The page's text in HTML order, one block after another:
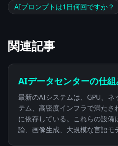
AIプロンプトは1日何回ですか？
関連記事
AIデータセンターの仕
最新のAIシステムは、GPU、ネ
テム、高密度インフラで満たさ
に依存している。これらの設
論、画像生成、大規模な言語モ